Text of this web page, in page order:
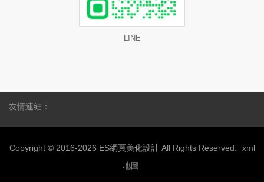
LINE
友情連結：
Copyright © 2016-2026 ES網頁美化設計 All Rights Reserved.
xml
地圖